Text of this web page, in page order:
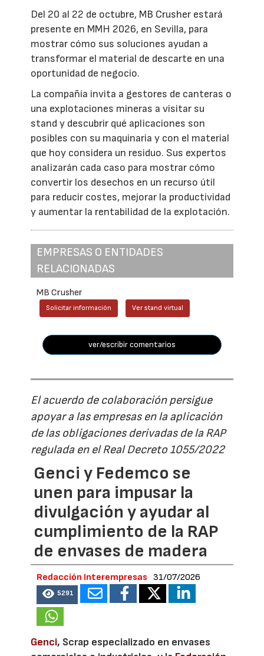
Del 20 al 22 de octubre, MB Crusher estará
presente en MMH 2026, en Sevilla, para
mostrar cómo sus soluciones ayudan a
transformar el material de descarte en una
oportunidad de negocio.
La compañía invita a gestores de canteras o
una explotaciones mineras a visitar su
stand y descubrir qué aplicaciones son
posibles con su maquinaria y con el material
que hoy considera un residuo. Sus expertos
analizarán cada caso para mostrar cómo
convertir los desechos en un recurso útil
para reducir costes, mejorar la productividad
y aumentar la rentabilidad de la explotación.
EMPRESAS O ENTIDADES
RELACIONADAS
MB Crusher
Solicitar información Ver stand virtual
ver/escribir comentarios
El acuerdo de colaboración persigue
apoyar a las empresas en la aplicación
de las obligaciones derivadas de la RAP
regulada en el Real Decreto 1055/2022
Genci y Fedemco se
unen para impusar la
divulgación y ayudar al
cumplimiento de la RAP
de envases de madera
Redacción Interempresas 31/07/2026
5291
Genci, Scrap especializado en envases